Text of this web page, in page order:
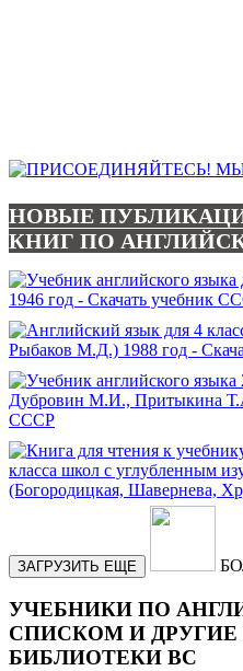
НОВЫЕ
КНИГ ПО
ЗАГРУЗИТЬ ЕЩЕ
УЧЕБНИКИ ПО
СПИСКОМ И ДРУГИЕ
БИБЛИОТЕКИ ВС